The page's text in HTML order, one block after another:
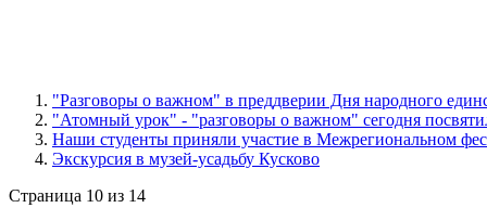
"Разговоры о важном" в преддверии Дня народного
"Атомный урок" - "разговоры о важном" сегодня
Наши студенты приняли участие в Межрегиональном
Экскурсия в музей-усадьбу Кусково
Страница 10 из 14